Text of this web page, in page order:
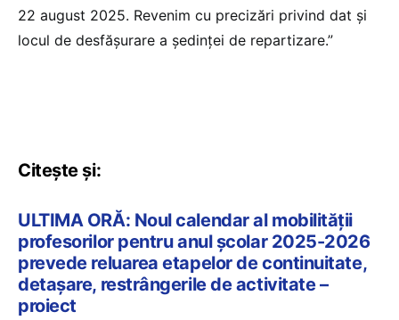
22 august 2025. Revenim cu precizări privind dat și
locul de desfășurare a ședinței de repartizare.”
Citește și:
ULTIMA ORĂ: Noul calendar al mobilității
profesorilor pentru anul școlar 2025-2026
prevede reluarea etapelor de continuitate,
detașare, restrângerile de activitate –
proiect